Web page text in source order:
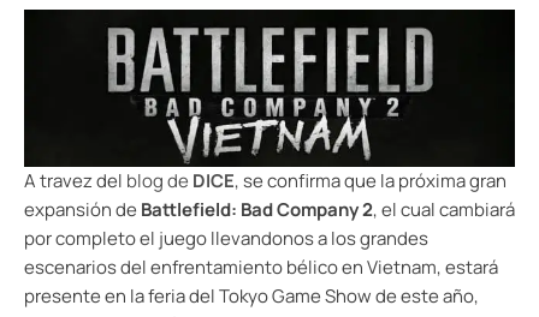
A travez del blog de DICE, se confirma que la próxima gran
expansión de Battlefield: Bad Company 2, el cual cambiará
por completo el juego llevandonos a los grandes
escenarios del enfrentamiento bélico en Vietnam, estará
presente en la feria del Tokyo Game Show de este año,